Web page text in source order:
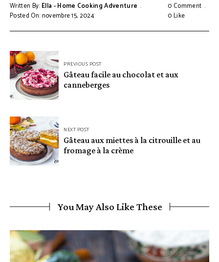
Written By: Ella - Home Cooking Adventure
Posted On: novembre 15, 2024
0 Comment
0Like
Navigation
de
l’article
PREVIOUS POST
Gâteau facile au chocolat et aux
canneberges
NEXT POST
Gâteau aux miettes à la citrouille et au
fromage à la crème
You May Also Like These